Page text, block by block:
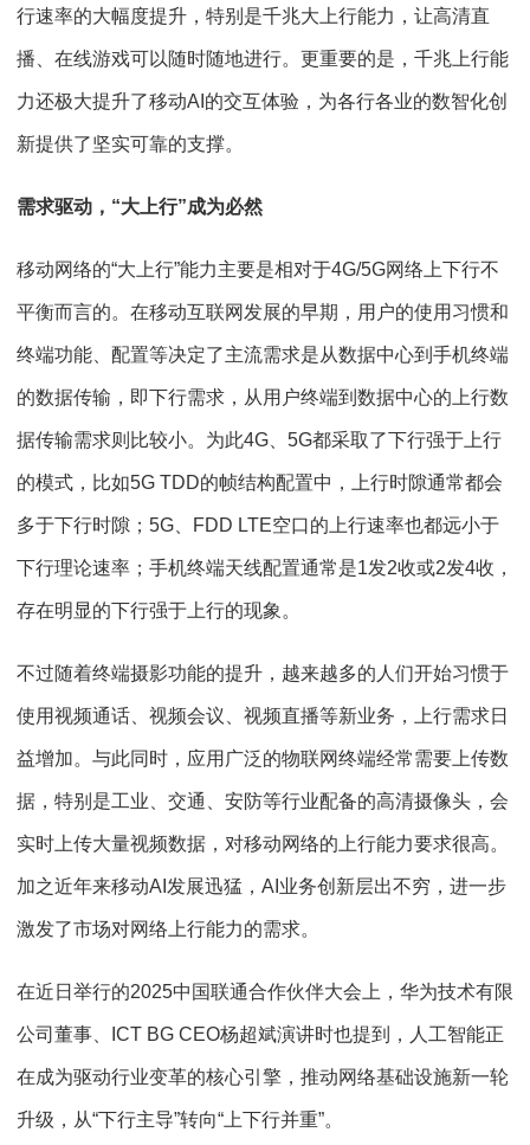
行速率的大幅度提升，特别是千兆大上行能力，让高清直
播、在线游戏可以随时随地进行。更重要的是，千兆上行能
力还极大提升了移动AI的交互体验，为各行各业的数智化创
新提供了坚实可靠的支撑。
需求驱动，“大上行”成为必然
移动网络的“大上行”能力主要是相对于4G/5G网络上下行不
平衡而言的。在移动互联网发展的早期，用户的使用习惯和
终端功能、配置等决定了主流需求是从数据中心到手机终端
的数据传输，即下行需求，从用户终端到数据中心的上行数
据传输需求则比较小。为此4G、5G都采取了下行强于上行
的模式，比如5G TDD的帧结构配置中，上行时隙通常都会
多于下行时隙；5G、FDD LTE空口的上行速率也都远小于
下行理论速率；手机终端天线配置通常是1发2收或2发4收，
存在明显的下行强于上行的现象。
不过随着终端摄影功能的提升，越来越多的人们开始习惯于
使用视频通话、视频会议、视频直播等新业务，上行需求日
益增加。与此同时，应用广泛的物联网终端经常需要上传数
据，特别是工业、交通、安防等行业配备的高清摄像头，会
实时上传大量视频数据，对移动网络的上行能力要求很高。
加之近年来移动AI发展迅猛，AI业务创新层出不穷，进一步
激发了市场对网络上行能力的需求。
在近日举行的2025中国联通合作伙伴大会上，华为技术有限
公司董事、ICT BG CEO杨超斌演讲时也提到，人工智能正
在成为驱动行业变革的核心引擎，推动网络基础设施新一轮
升级，从“下行主导”转向“上下行并重”。